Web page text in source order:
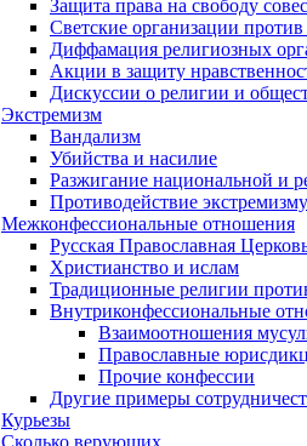
Защита права на свободу
Светские организации
Диффамация религиозных
Акции в защиту
Дискуссии о религии и
Экстремизм
Вандализм
Убийства и насилие
Разжигание национальной и
Противодействие экстремизму
Межконфессиональные отношения
Русская Православная
Христианство и ислам
Традиционные религии
Внутриконфессиональные
Взаимоотношения
Православные
Прочие конфессии
Другие примеры
Курьезы